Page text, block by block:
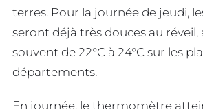
terres. Pour la journée de jeudi,
seront déjà très douces au réveil,
souvent de 22°C à 24°C sur les
départements.
En journée, le thermomètre